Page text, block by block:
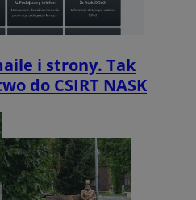
i strony. Tak
do CSIRT NASK